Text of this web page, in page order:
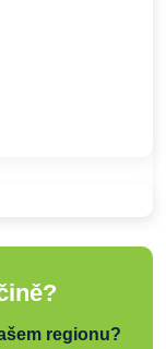
regionu?